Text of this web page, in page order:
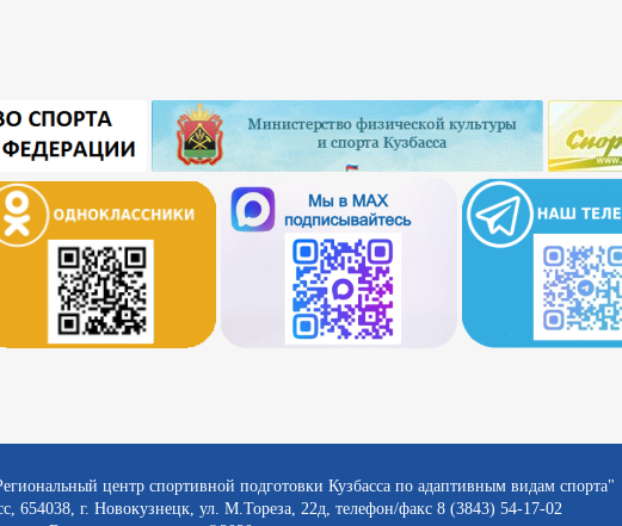
центр спортивной подготовки Кузбасса по адаптивным видам спорта"
654038, г. Новокузнецк, ул. М.Тореза, 22д, телефон/факс 8 (3843) 54-17-02